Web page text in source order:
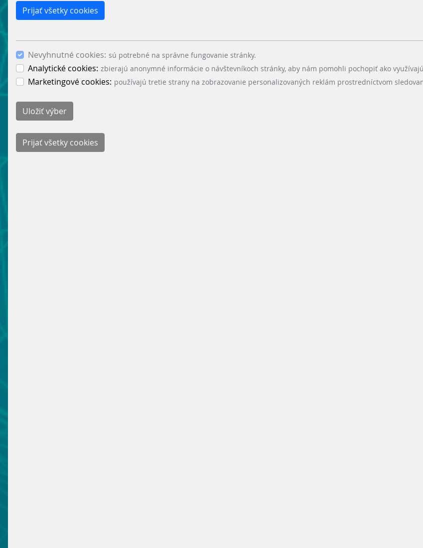
Prijať všetky cookies
Nevyhnutné cookies: sú potrebné na správne fungovanie stránky.
Analytické cookies: zbierajú anonymné informácie o návštevníkoch stránky, aby nám pomohli pochopiť ako
Marketingové cookies: používajú tretie strany na zobrazovanie personalizovaných reklám prostredníctvom